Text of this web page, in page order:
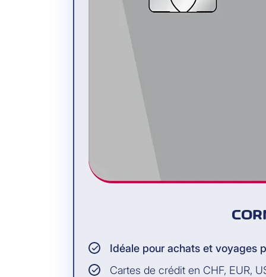
Idéale pour achats et voyages
Cartes de crédit en CHF, EUR,